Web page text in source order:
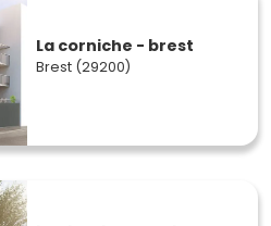
La corniche - brest
Brest (29200)